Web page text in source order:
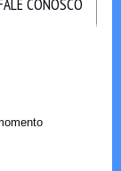
CONOSCO